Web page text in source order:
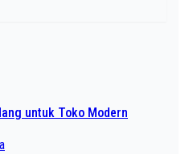
untuk Toko Modern